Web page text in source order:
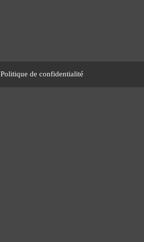
Politique de confidentialité